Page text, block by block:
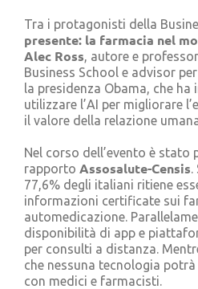
Tra i protagonisti della
presente: la farmacia nel
Alec Ross, autore e
Business School e advisor
la presidenza Obama, che
utilizzare l’AI per migliorare
il valore della relazione
Nel corso dell’evento è stato
rapporto Assosalute-Censis.
77,6% degli italiani ritiene
informazioni certificate sui
automedicazione.
disponibilità di app e
per consulti a distanza.
che nessuna tecnologia
con medici e farmacisti.